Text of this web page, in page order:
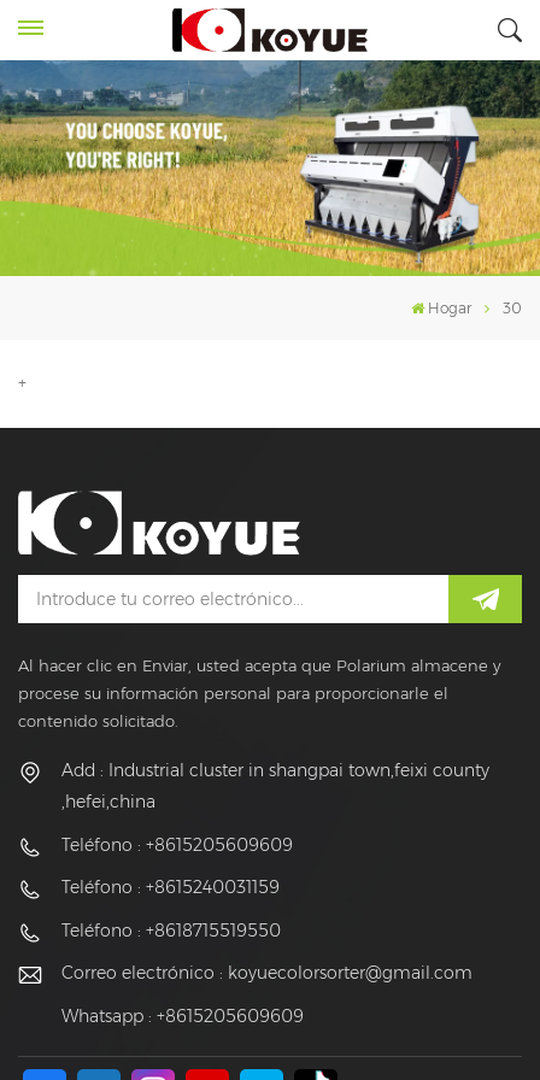
Hogar 30
+
Al hacer clic en Enviar, usted acepta que Polarium almacene y
procese su información personal para proporcionarle el
contenido solicitado.
Add : Industrial cluster in shangpai town,feixi county
,hefei,china
Teléfono : +8615205609609
Teléfono : +8615240031159
Teléfono : +8618715519550
Correo electrónico : koyuecolorsorter@gmail.com
Whatsapp : +8615205609609